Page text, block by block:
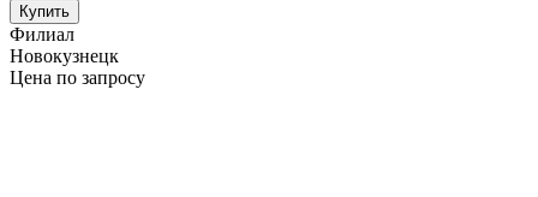
Купить
Филиал
Новокузнецк
Цена по запросу